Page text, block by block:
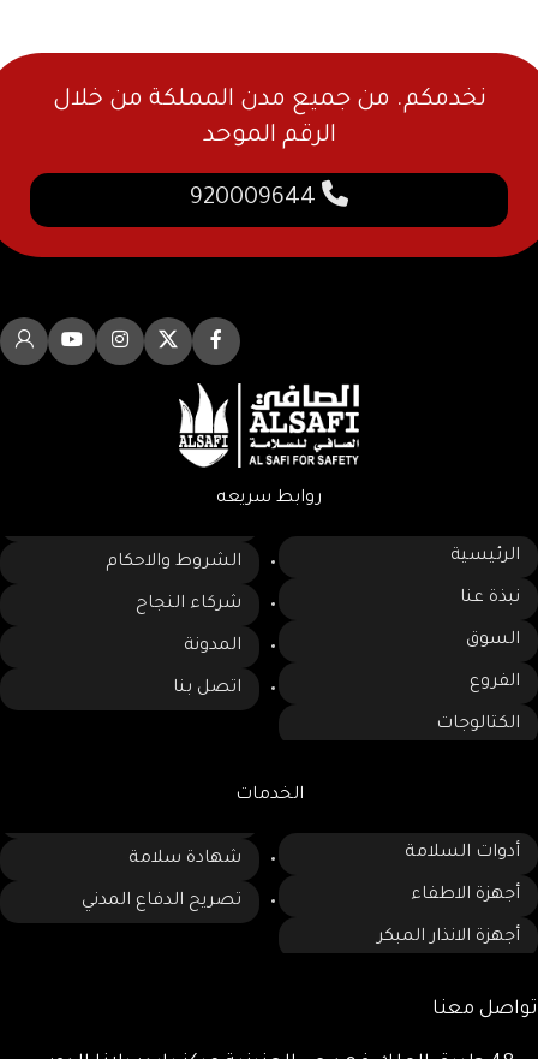
نخدمكم. من جميع مدن المملكة من خلال
الرقم الموحد
روابط سريعه
الرئيسية
نبذة عنا
السوق
الفروع
الكتالوجات
الشروط والاحكام
شركاء النجاح
المدونة
اتصل بنا
الخدمات
أدوات السلامة
أجهزة الاطفاء
أجهزة الانذار المبكر
شهادة سلامة
تصريح الدفاع المدني
تواصل معنا